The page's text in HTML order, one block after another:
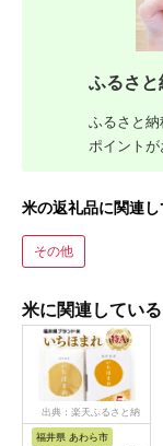
ふるさと
ふるさと
ポイント
米の返礼品に関連し
その他
米に関連してい
出典：楽天ふるさと納
福井県 あわら市